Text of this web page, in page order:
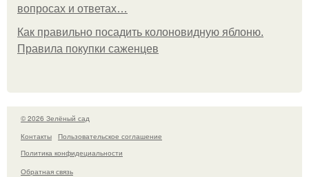
вопросах и ответах…
Как правильно посадить колоновидную яблоню.
Правила покупки саженцев
© 2026 Зелёный сад
Контакты
Пользовательское соглашение
Политика конфидециальности
Обратная связь